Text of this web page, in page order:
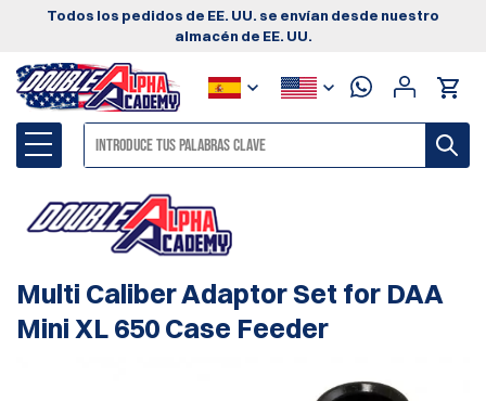
Todos los pedidos de EE. UU. se envían desde nuestro
almacén de EE. UU.
Multi Caliber Adaptor Set for DAA
Mini XL 650 Case Feeder